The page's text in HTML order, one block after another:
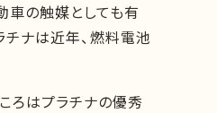
車の触媒としても有
チナは近年、燃料電池
ろはプラチナの優秀